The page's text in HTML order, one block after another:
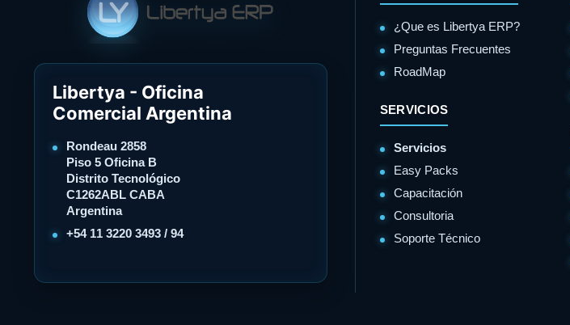
Libertya - Oficina
Comercial Argentina
Rondeau 2858
Piso 5 Oficina B
Distrito Tecnológico
C1262ABL CABA
Argentina
+54 11 3220 3493 / 94
¿Que es Libertya ERP?
Preguntas Frecuentes
RoadMap
SERVICIOS
Servicios
Easy Packs
Capacitación
Consultoria
Soporte Técnico